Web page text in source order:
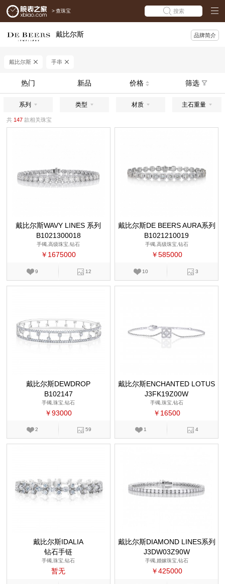
> 查珠宝 搜索
戴比尔斯 品牌简介
戴比尔斯 手串
热门 新品 价格 筛选
系列 类型 材质 主石重量
共 147款相关珠宝
戴比尔斯WAVY LINES 系列
B1021300018
手镯,高级珠宝,钻石
￥1675000
9 12
戴比尔斯DE BEERS AURA系列
B1021210019
手镯,高级珠宝,钻石
￥585000
10 3
戴比尔斯DEWDROP
B102147
手镯,珠宝,钻石
￥93000
2 59
戴比尔斯ENCHANTED LOTUS
系列
J3FK19Z00W
手镯,珠宝,钻石
￥16500
1 4
戴比尔斯IDALIA
钻石手链
手镯,珠宝,钻石
暂无
戴比尔斯DIAMOND LINES系列
J3DW03Z90W
手镯,婚嫁珠宝,钻石
￥425000